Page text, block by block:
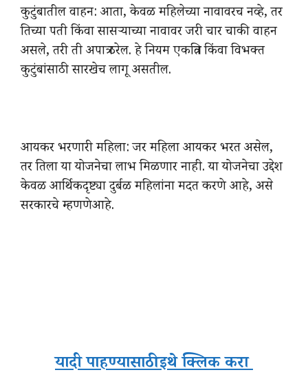
कुटुंबातील वाहन: आता, केवळ महिलेच्या नावावरच नव्हे, तर
तिच्या पती किंवा सासऱ्याच्या नावावर जरी चार चाकी वाहन
असले, तरी ती अपात्र ठरेल. हे नियम एकत्रित किंवा विभक्त
कुटुंबांसाठी सारखेच लागू असतील.
आयकर भरणारी महिला: जर महिला आयकर भरत असेल,
तर तिला या योजनेचा लाभ मिळणार नाही. या योजनेचा उद्देश
केवळ आर्थिकदृष्ट्या दुर्बळ महिलांना मदत करणे आहे, असे
सरकारचे म्हणणेआहे.
यादी पाहण्यासाठी इथे क्लिक करा